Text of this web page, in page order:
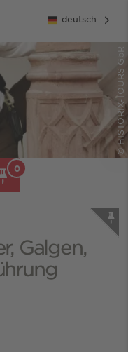
deutsch
© HISTORIX-TOURS GbR
0
Galgen,